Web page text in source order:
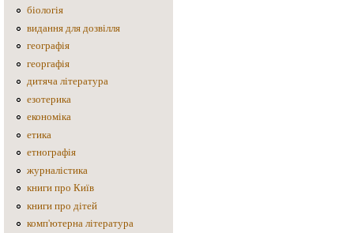
біологія
видання для дозвілля
географія
георгафія
дитяча література
езотерика
економіка
етика
етнографія
журналістика
книги про Київ
книги про дітей
комп'ютерна література